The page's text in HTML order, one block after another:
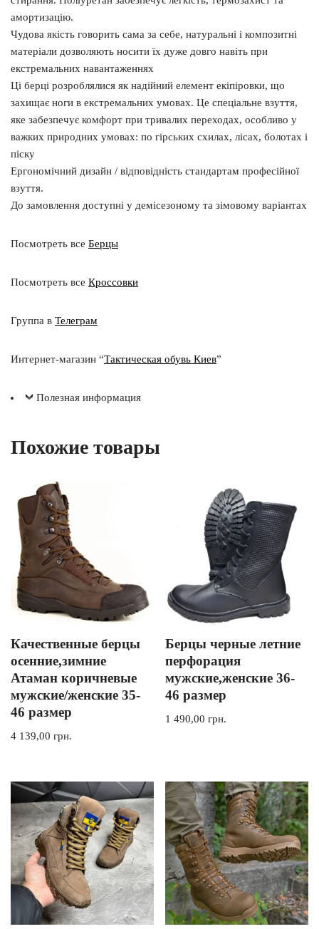
амортизацію.
Чудова якість говорить сама за себе, натуральні і композитні
матеріали дозволяють носити їх дуже довго навіть при
екстремальних навантаженнях
Ці берці розроблялися як надійний елемент екіпіровки, що
захищає ноги в екстремальних умовах. Це спеціальне взуття,
яке забезпечує комфорт при тривалих переходах, особливо у
важких природних умовах: по гірських схилах, лісах, болотах і
піску
Ергономічний дизайн / відповідність стандартам професійної
взуття.
До замовлення доступні у демісезоному та зімовому варіантах
Посмотреть все Берцы
Посмотреть все Кроссовки
Группа в Телеграм
Интернет-магазин “Тактическая обувь Киев”
Полезная информация
Похожие товары
Качественные берцы
осенние,зимние
Атаман коричневые
мужские/женские 35-
46 размер
4 139,00 грн.
Берцы черные летние
перфорация
мужские,женские 36-
46 размер
1 490,00грн.